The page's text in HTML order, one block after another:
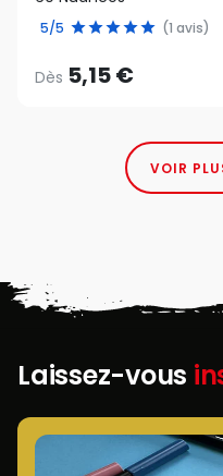
5/5 (1 avis)
Dès 5,15 €
VOIR
Laissez-vous